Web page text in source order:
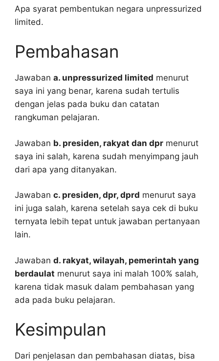
Apa syarat pembentukan negara unpressurized
limited.
Pembahasan
Jawaban a. unpressurized limited menurut
saya ini yang benar, karena sudah tertulis
dengan jelas pada buku dan catatan
rangkuman pelajaran.
Jawaban b. presiden, rakyat dan dpr menurut
saya ini salah, karena sudah menyimpang jauh
dari apa yang ditanyakan.
Jawaban c. presiden, dpr, dprd menurut saya
ini juga salah, karena setelah saya cek di buku
ternyata lebih tepat untuk jawaban pertanyaan
lain.
Jawaban d. rakyat, wilayah, pemerintah yang
berdaulat menurut saya ini malah 100% salah,
karena tidak masuk dalam pembahasan yang
ada pada buku pelajaran.
Kesimpulan
Dari penjelasan dan pembahasan diatas, bisa